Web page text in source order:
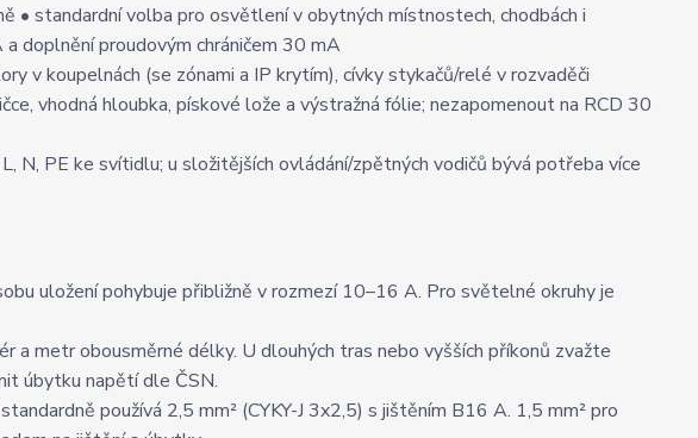
• standardní volba pro osvětlení v obytných místnostech, chodbách i
doplnění proudovým chráničem 30 mA
v koupelnách (se zónami a IP krytím), cívky stykačů/relé v rozvaděči
vhodná hloubka, pískové lože a výstražná fólie; nezapomenout na RCD 30
N, PE ke svítidlu; u složitějších ovládání/zpětných vodičů bývá potřeba více
uložení pohybuje přibližně v rozmezí 10–16 A. Pro světelné okruhy je
a metr obousměrné délky. U dlouhých tras nebo vyšších příkonů zvažte
úbytku napětí dle ČSN.
používá 2,5 mm² (CYKY-J 3x2,5) s jištěním B16 A. 1,5 mm² pro